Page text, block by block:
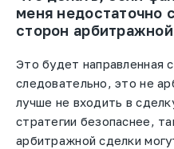
меня недостаточно
сторон
Это будет направленная
следовательно, это не
лучше не входить в
стратегии безопаснее,
арбитражной сделки